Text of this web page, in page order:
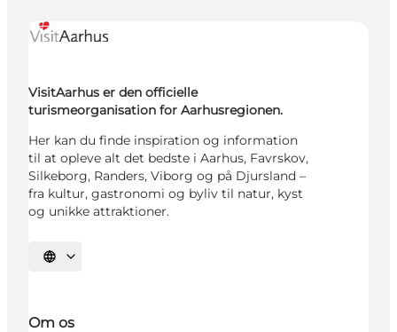
VisitAarhus er den officielle
turismeorganisation for Aarhusregionen.
Her kan du finde inspiration og information
til at opleve alt det bedste i Aarhus, Favrskov,
Silkeborg, Randers, Viborg og på Djursland –
fra kultur, gastronomi og byliv til natur, kyst
og unikke attraktioner.
Vælg sprog
Om os